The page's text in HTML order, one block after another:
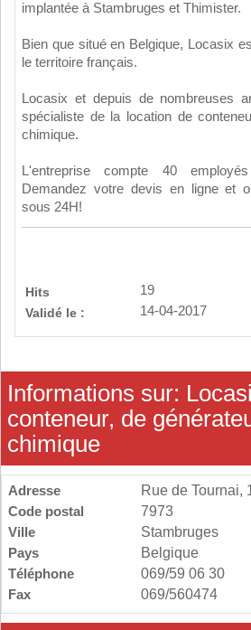
implantée à Stambruges et Thimister.
Bien que situé en Belgique, Locasix
le territoire français.
Locasix et depuis de nombreuses
spécialiste de la location de
chimique.
L'entreprise compte 40
Demandez votre devis en ligne et
sous 24H!
Hits
19
Validé le :
14-04-2017
Informations sur:
conteneur, de
chimique
Adresse
Rue de Tournai,
Code postal
7973
Ville
Stambruges
Pays
Belgique
Téléphone
069/59 06 30
Fax
069/560474